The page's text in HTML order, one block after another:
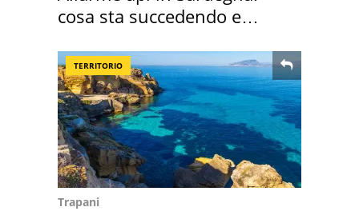
cosa sta succedendo e
TERRITORIO
Trapani